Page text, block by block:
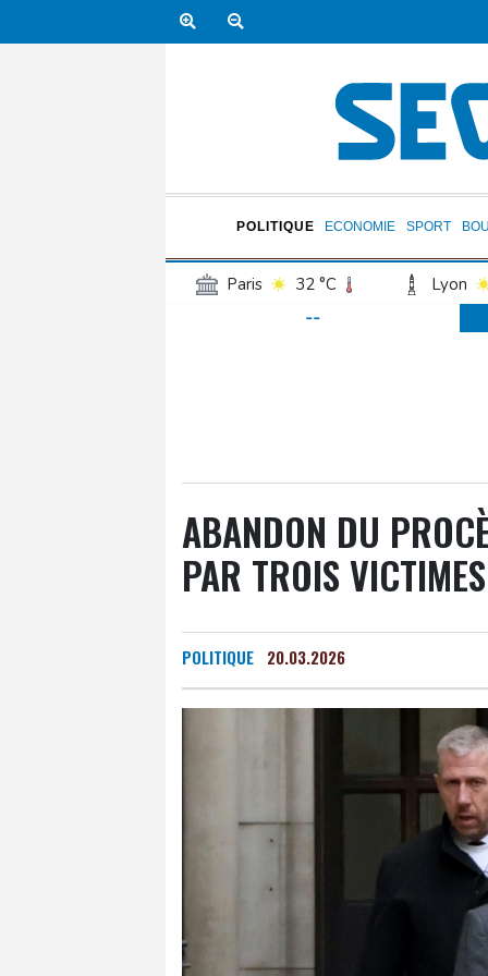
POLITIQUE ECONOMIE SPORT
Paris 32 °C Lyon
Luxembourg
--
ABANDON DU
PAR TROIS
POLITIQUE 20.03.2026